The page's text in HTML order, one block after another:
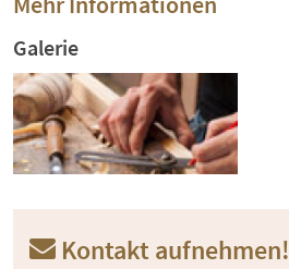
Galerie
Kontakt aufnehmen!